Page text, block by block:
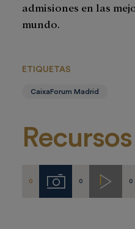
admisiones en las
mundo.
ETIQUETAS
CaixaForum Madrid
Recursos
0 Imágenes
0 Videos
0